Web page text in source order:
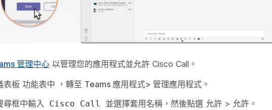
管理中心 以管理您的應用程式並允許 Cisco Call。
表板 功能表中 ，轉至 Teams 應用程式> 管理應用程式。
尋框中輸入
Cisco Call 並選擇套用名稱，然後點選 允許 > 允許 。